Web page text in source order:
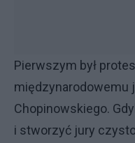
Pierwszym był
międzynarodowemu
Chopinowskiego.
i stworzyć jury